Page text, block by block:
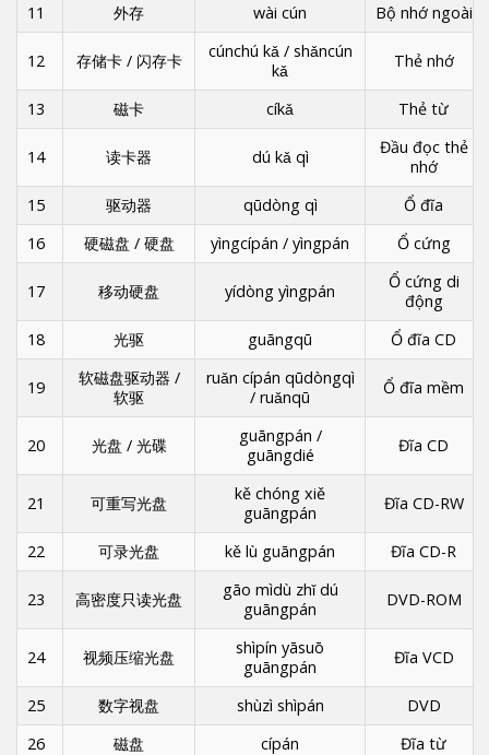
11
外存 wài cún Bộ nhớ ngoài
12 存储卡 / 闪存卡
cúnchú kǎ / shǎncún
kǎ
Thẻ nhớ
13 磁卡 cíkǎ Thẻ từ
14 读卡器 dú kǎ qì
Đầu đọc thẻ
nhớ
15
驱动器 qūdòng qì
Ổ đĩa
16
硬磁盘 / 硬盘 yìngcípán / yìngpán Ổ cứng
17 移动硬盘 yídòng yìngpán
Ổ cứng di
động
18
光驱 guāngqū Ổ đĩa CD
19
软磁盘驱动器 /
软驱
ruǎn cípán qūdòngqì
/ ruǎnqū
Ổ đĩa mềm
20 光盘 / 光碟
guāngpán /
guāngdié
Đĩa CD
21 可重写光盘
kě chóng xiě
guāngpán
Đĩa CD-RW
22 可录光盘 kě lù guāngpán Đĩa CD-R
23 高密度只读光盘
gāo mìdù zhǐ dú
guāngpán
DVD-ROM
24 视频压缩光盘
shìpín yāsuō
guāngpán
Đĩa VCD
25 数字视盘 shùzì shìpán
DVD
26
磁盘 cípán Đĩa từ